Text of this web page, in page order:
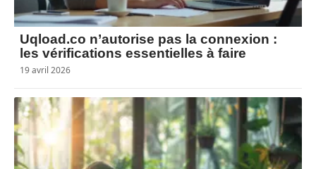
Uqload.co n’autorise pas la connexion :
les vérifications essentielles à faire
19 avril 2026